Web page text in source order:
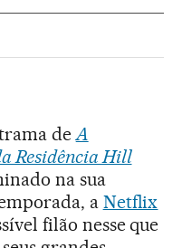
deA
Residência Hill
na sua
a Netflix
filão nesse que